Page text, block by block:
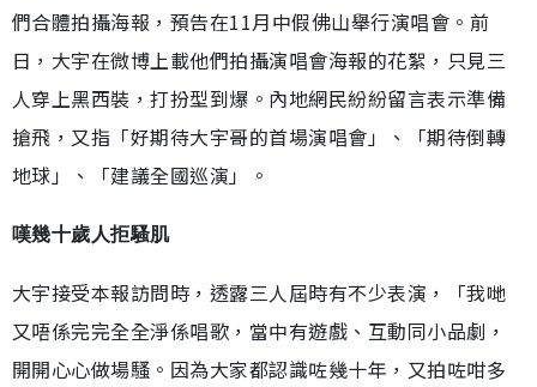
們合體拍攝海報，預告在11月中假佛山舉行演唱會。前
日，大宇在微博上載他們拍攝演唱會海報的花絮，只見三
人穿上黑西裝，打扮型到爆。內地網民紛紛留言表示準備
搶飛，又指「好期待大宇哥的首場演唱會」、「期待倒轉
地球」、「建議全國巡演」。
嘆幾十歲人拒騷肌
大宇接受本報訪問時，透露三人屆時有不少表演，「我哋
又唔係完完全全淨係唱歌，當中有遊戲、互動同小品劇，
開開心心做場騷。因為大家都認識咗幾十年，又拍咗咁多